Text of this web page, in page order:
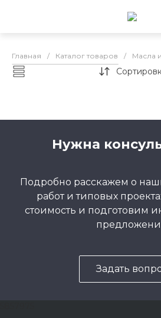
Главная / Каталог товаров / Масла
CNRG
Нужна
Подробно расскажем о
работ и типовых
стоимость и подготовим
Задать